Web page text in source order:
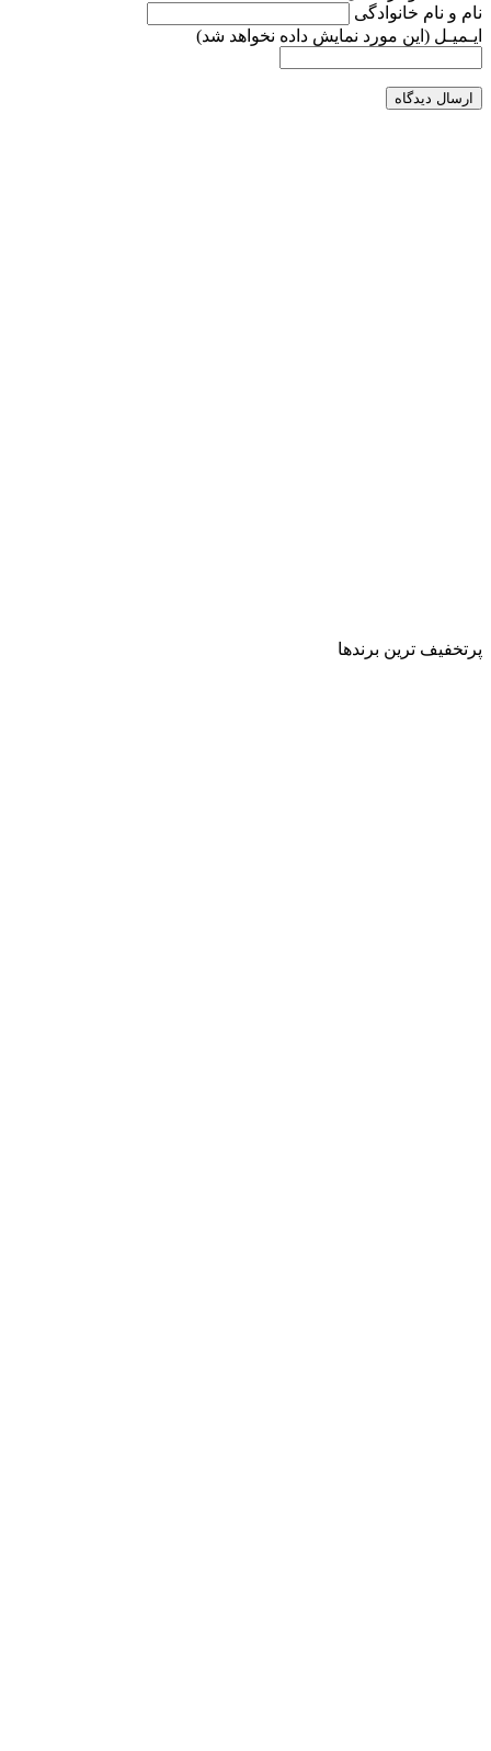
نام و نام خانوادگی
ایـمیـل (این مورد نمایش داده نخواهد شد)
ارسال دیدگاه
پرتخفیف ترین برندها